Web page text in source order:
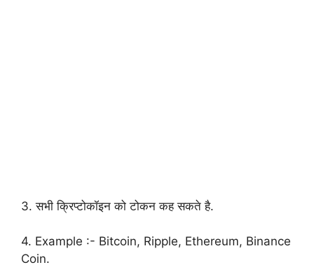
3. सभी क्रिप्टोकॉइन को टोकन कह सकते है.
4. Example :- Bitcoin, Ripple, Ethereum, Binance
Coin.